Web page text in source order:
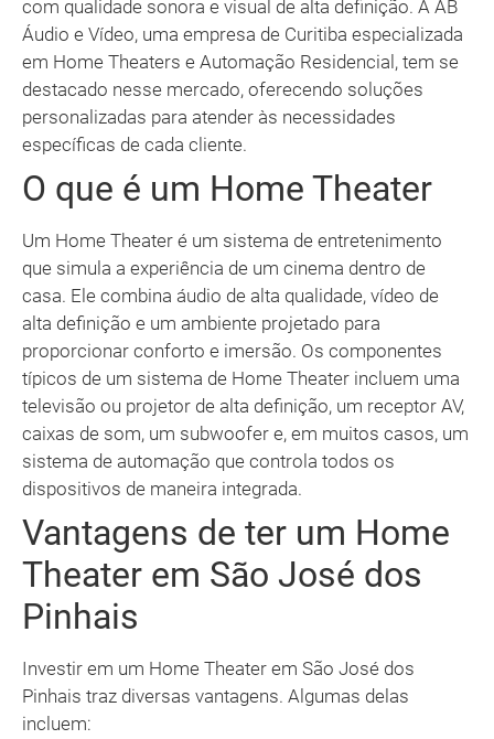
com qualidade sonora e visual de alta definição. A AB
Áudio e Vídeo, uma empresa de Curitiba especializada
em Home Theaters e Automação Residencial, tem se
destacado nesse mercado, oferecendo soluções
personalizadas para atender às necessidades
específicas de cada cliente.
O que é um Home Theater
Um Home Theater é um sistema de entretenimento
que simula a experiência de um cinema dentro de
casa. Ele combina áudio de alta qualidade, vídeo de
alta definição e um ambiente projetado para
proporcionar conforto e imersão. Os componentes
típicos de um sistema de Home Theater incluem uma
televisão ou projetor de alta definição, um receptor AV,
caixas de som, um subwoofer e, em muitos casos, um
sistema de automação que controla todos os
dispositivos de maneira integrada.
Vantagens de ter um Home
Theater em São José dos
Pinhais
Investir em um Home Theater em São José dos
Pinhais traz diversas vantagens. Algumas delas
incluem: